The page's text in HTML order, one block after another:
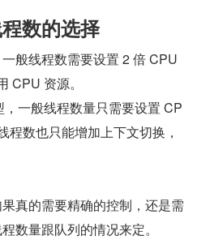
数的选择
般线程数需要设置 2 倍 CPU
CPU 资源。
一般线程数量只需要设置 CP
程数也只能增加上下文切换，
真的需要精确的控制，还是需
数量跟队列的情况来定。